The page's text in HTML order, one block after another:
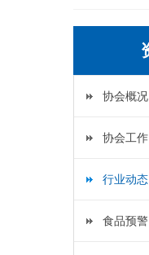
协会概况
协会工作
行业动态
食品预警